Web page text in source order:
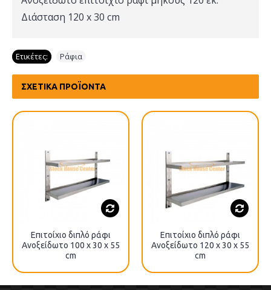
Διάσταση 120 x 30 cm
Ετικέτες: Ράφια
ΣΧΕΤΙΚΆ ΠΡΟΪΌΝΤΑ
Επιτοίχιο διπλό ράφι
Ανοξείδωτο 100 x 30 x 55
cm
Επιτοίχιο διπλό ράφι
Ανοξείδωτο 120 x 30 x 55
cm